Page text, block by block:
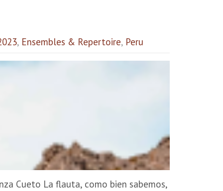
, Ensembles & Repertoire, Peru
Cueto La flauta, como bien sabemos,